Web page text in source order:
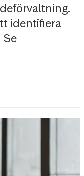
identifiera